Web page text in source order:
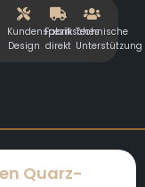
Kundenspezifisches
Design
Fabrik
direkt
Technische
Unterstützung
Quarz-